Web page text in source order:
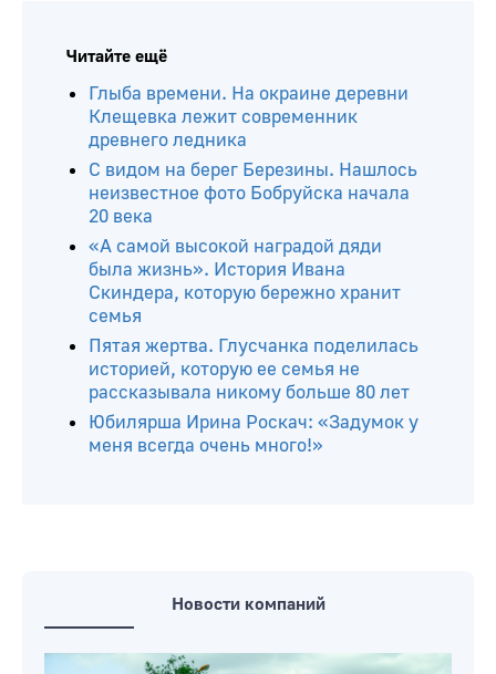
Читайте ещё
Глыба времени. На окраине деревни
Клещевка лежит современник
древнего ледника
С видом на берег Березины. Нашлось
неизвестное фото Бобруйска начала
20 века
«А самой высокой наградой дяди
была жизнь». История Ивана
Скиндера, которую бережно хранит
семья
Пятая жертва. Глусчанка поделилась
историей, которую ее семья не
рассказывала никому больше 80 лет
Юбилярша Ирина Роскач: «Задумок у
меня всегда очень много!»
Новости компаний